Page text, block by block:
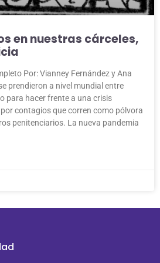
en nuestras cárceles,
Por: Vianney Fernández y Ana
prendieron a nivel mundial entre
para hacer frente a una crisis
contagios que corren como pólvora
penitenciarios. La nueva pandemia